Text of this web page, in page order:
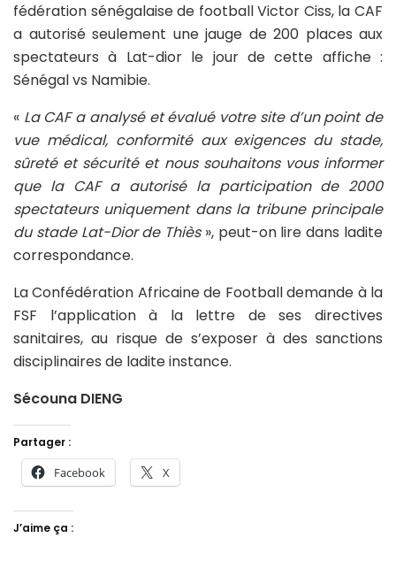
fédération sénégalaise de football Victor Ciss, la CAF
a autorisé seulement une jauge de 200 places aux
spectateurs à Lat-dior le jour de cette affiche :
Sénégal vs Namibie.
« La CAF a analysé et évalué votre site d’un point de
vue médical, conformité aux exigences du stade,
sûreté et sécurité et nous souhaitons vous informer
que la CAF a autorisé la participation de 2000
spectateurs uniquement dans la tribune principale
du stade Lat-Dior de Thiès », peut-on lire dans ladite
correspondance.
La Confédération Africaine de Football demande à la
FSF l’application à la lettre de ses directives
sanitaires, au risque de s’exposer à des sanctions
disciplinaires de ladite instance.
Sécouna DIENG
Partager :
Facebook X
J’aime ça :